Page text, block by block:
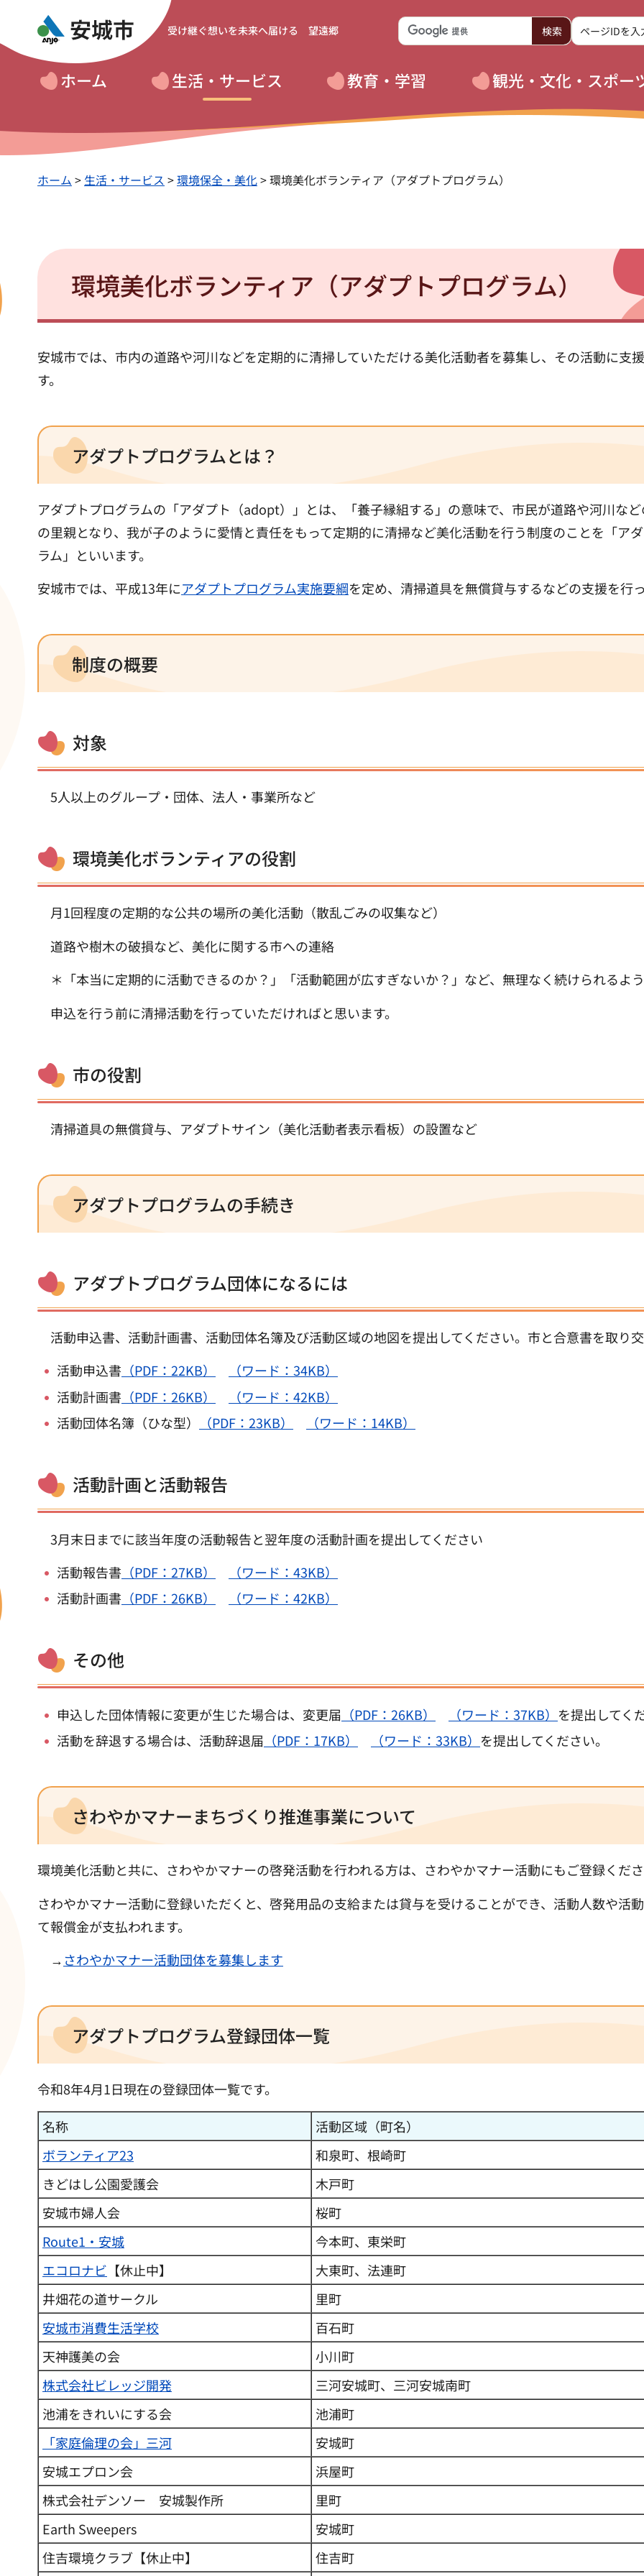
受け継ぐ想いを未来へ届ける 望遠郷
ホーム 生活・サービス 教育・学習 観光・文化・スポー
ホーム > 生活・サービス >環境保全・美化> 環境美化ボランティア（アダプトプログラム）
環境美化ボランティア（アダプトプログラム）
安城市では、市内の道路や河川などを定期的に清掃していただける美化活動者を募集し、その活動に支
す。
アダプトプログラムとは？
アダプトプログラムの「アダプト（adopt）」とは、「養子縁組する」の意味で、市民が道路や河川な
の里親となり、我が子のように愛情と責任をもって定期的に清掃など美化活動を行う制度のことを「ア
ラム」といいます。
安城市では、平成13年にアダプトプログラム実施要綱を定め、清掃道具を無償貸与するなどの支援を行
制度の概要
対象
5人以上のグループ・団体、法人・事業所など
環境美化ボランティアの役割
月1回程度の定期的な公共の場所の美化活動（散乱ごみの収集など）
道路や樹木の破損など、美化に関する市への連絡
＊「本当に定期的に活動できるのか？」「活動範囲が広すぎないか？」など、無理なく続けられるよ
申込を行う前に清掃活動を行っていただければと思います。
市の役割
清掃道具の無償貸与、アダプトサイン（美化活動者表示看板）の設置など
アダプトプログラムの手続き
アダプトプログラム団体になるには
活動申込書、活動計画書、活動団体名簿及び活動区域の地図を提出してください。市と合意書を取り
活動申込書 （PDF：22KB）
（ワード：34KB）
活動計画書 （PDF：26KB）
（ワード：42KB）
活動団体名簿（ひな型）
（PDF：23KB） （ワード：14KB）
活動計画と活動報告
3月末日までに該当年度の活動報告と翌年度の活動計画を提出してください
活動報告書 （PDF：27KB）
（ワード：43KB）
活動計画書 （PDF：26KB） （ワード：42KB）
その他
申込した団体情報に変更が生じた場合は、変更届 （PDF：26KB） （ワード：37KB） を提出してく
活動を辞退する場合は、活動辞退届 （PDF：17KB） （ワード：33KB） を提出してください。
さわやかマナーまちづくり推進事業について
環境美化活動と共に、さわやかマナーの啓発活動を行われる方は、さわやかマナー活動にもご登録くだ
さわやかマナー活動に登録いただくと、啓発用品の支給または貸与を受けることができ、活動人数や活
て報償金が支払われます。
→さわやかマナー活動団体を募集します
アダプトプログラム登録団体一覧
令和8年4月1日現在の登録団体一覧です。
名称
活動区域（町名）
ボランティア23
和泉町、根崎町
きどはし公園愛護会
木戸町
安城市婦人会
桜町
Route1・安城
今本町、東栄町
エコロナビ 【休止中】
大東町、法連町
井畑花の道サークル
里町
安城市消費生活学校
百石町
天神護美の会
小川町
株式会社ビレッジ開発
三河安城町、三河安城南町
池浦をきれいにする会
池浦町
「家庭倫理の会」三河
安城町
安城エプロン会
浜屋町
株式会社デンソー 安城製作所
里町
Earth Sweepers
安城町
住吉環境クラブ【休止中】
住吉町